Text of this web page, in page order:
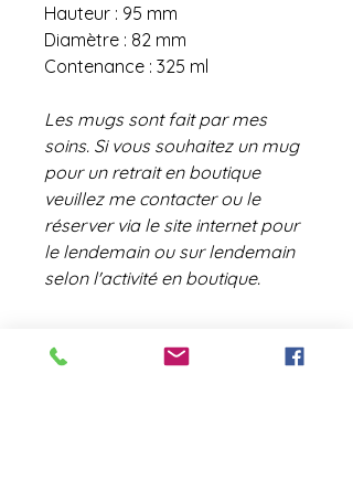
Hauteur : 95 mm
Diamètre : 82 mm
Contenance : 325 ml
Les mugs sont fait par mes
soins. Si vous souhaitez un mug
pour un retrait en boutique
veuillez me contacter ou le
réserver via le site internet pour
le lendemain ou sur lendemain
selon l'activité en boutique.